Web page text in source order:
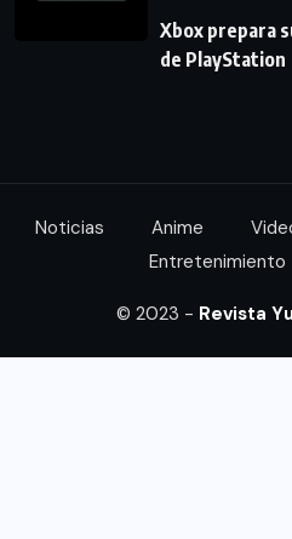
Xbox prepara
de PlayStation
Noticias Anime
Entretenimiento
© 2023 - Revista